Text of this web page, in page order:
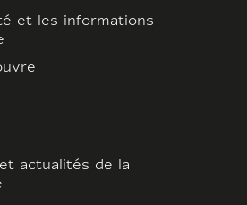
et les informations
actualités de la